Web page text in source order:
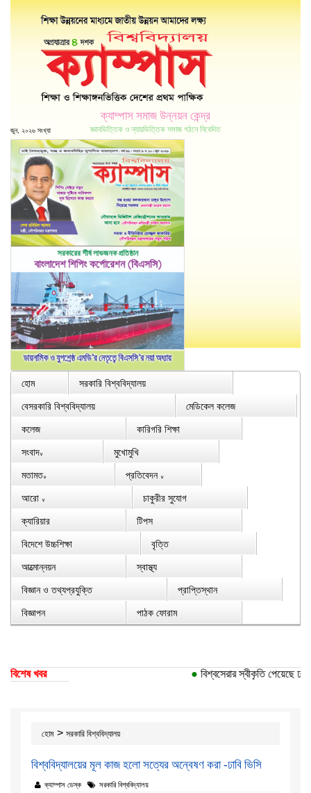
ক্যাম্পাস সমাজ উন্নয়ন কেন্দ্র
জ্ঞানভিত্তিক ও ন্যায়ভিত্তিক সমাজ গঠনে নিবেদিত
জুন, ২০২৬ সংখ্যা
হোম
সরকারি বিশ্ববিদ্যালয়
বেসরকারি বিশ্ববিদ্যালয়
মেডিকেল কলেজ
কলেজ
কারিগরি শিক্ষা
সংবাদ∨
মুখোমুখি
মতামত∨ প্রতিবেদন ∨
আরো ∨
চাকুরীর সুযোগ
ক্যারিয়ার
টিপস
বিদেশে উচ্চশিক্ষা
বৃত্তি
আত্মোন্নয়ন
স্বাস্থ্য
বিজ্ঞান ও তথ্যপ্রযুক্তি
প্রাপ্তিস্থান
বিজ্ঞাপন
পাঠক ফোরাম
বিশেষ খবর বিশ্বসেরার স্বীকৃতি পেয়েছে ঢাকা
হোম > সরকারি বিশ্ববিদ্যালয়
বিশ্ববিদ্যালয়ের মূল কাজ হলো সত্যের অন্বেষণ করা -ঢাবি ভিসি
ক্যাম্পাস ডেস্ক সরকারি বিশ্ববিদ্যালয়